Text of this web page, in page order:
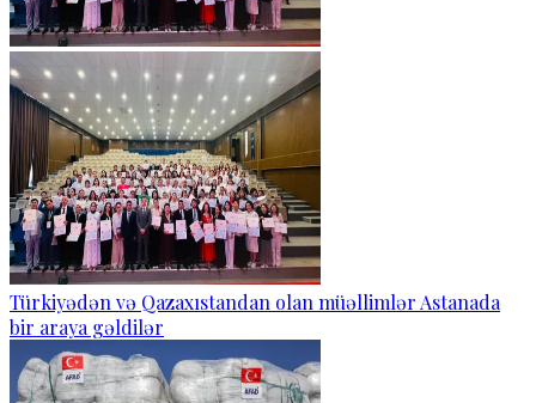
Türkiyədən və Qazaxıstandan olan müəllimlər Astanada
bir araya gəldilər